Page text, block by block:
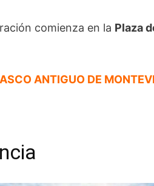
comienza en la Plaza
ANTIGUO DE